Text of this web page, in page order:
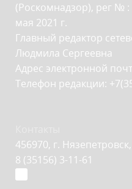
(Роскомнадзор), рег №
мая 2021 г.
Главный редактор
Людмила Сергеевна
Адрес электронной
Телефон редакции:
456970, г.
8 (35156) 3-11-61